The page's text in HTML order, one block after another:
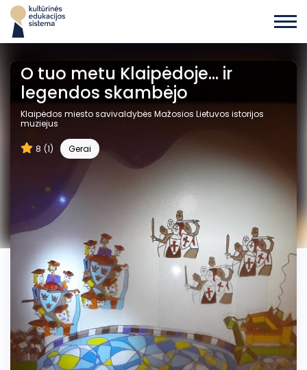
O tuo metu Klaipėdoje... ir
legendos skambėjo
Klaipėdos miesto savivaldybės Mažosios Lietuvos istorijos
muziejus
8 (1) Gerai